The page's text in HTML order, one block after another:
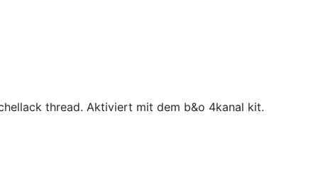
thread. Aktiviert mit dem b&o 4kanal kit.